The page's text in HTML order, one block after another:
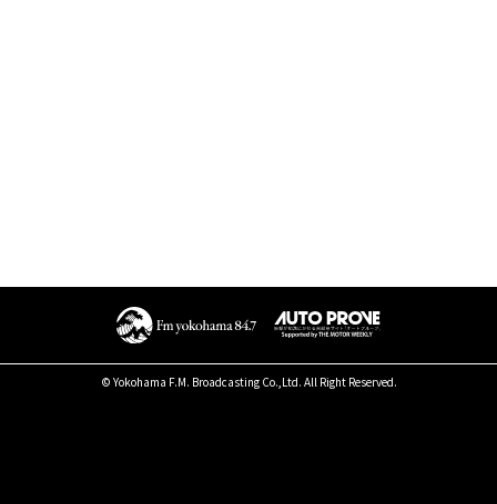
© Yokohama F.M. Broadcasting Co.,Ltd. All Right Reserved.